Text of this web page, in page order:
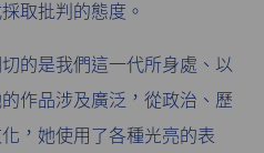
取批判的態度。
的是我們這一代所身處、以
作品涉及廣泛，從政治、歷
，她使用了各種光亮的表